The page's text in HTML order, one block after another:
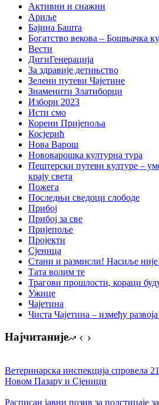
Активни и снажни
Ариље
Бајина Башта
Богатство векова – Бошњачка
Вести
ДигиГенерација
За здравије детињство
Зелени путеви Чајетине
Знаменити Златиборци
Избори 2023
Исти смо
Корени Пријепоља
Косјерић
Нова Варош
Нововарошка културна тура
Пештерски путеви културе –
крају света
Пожега
Последњи сведоци слободе
Прибој
Прибој за све
Пријепоље
Пројекти
Сјеница
Стани и размисли! Насиље
Тата волим те
Трагови прошлости, кораци
Ужице
Чајетина
Чиста Чајетина – између
Најчитаније
Ветеринарска инспекција спровела
Новом Пазару и Сјеници
Расписан јавни позив за подстицаје